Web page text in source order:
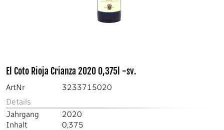
El Coto Rioja Crianza 2020 0,375l -sv.
ArtNr
3233715020
Details
Jahrgang
2020
Inhalt
0,375